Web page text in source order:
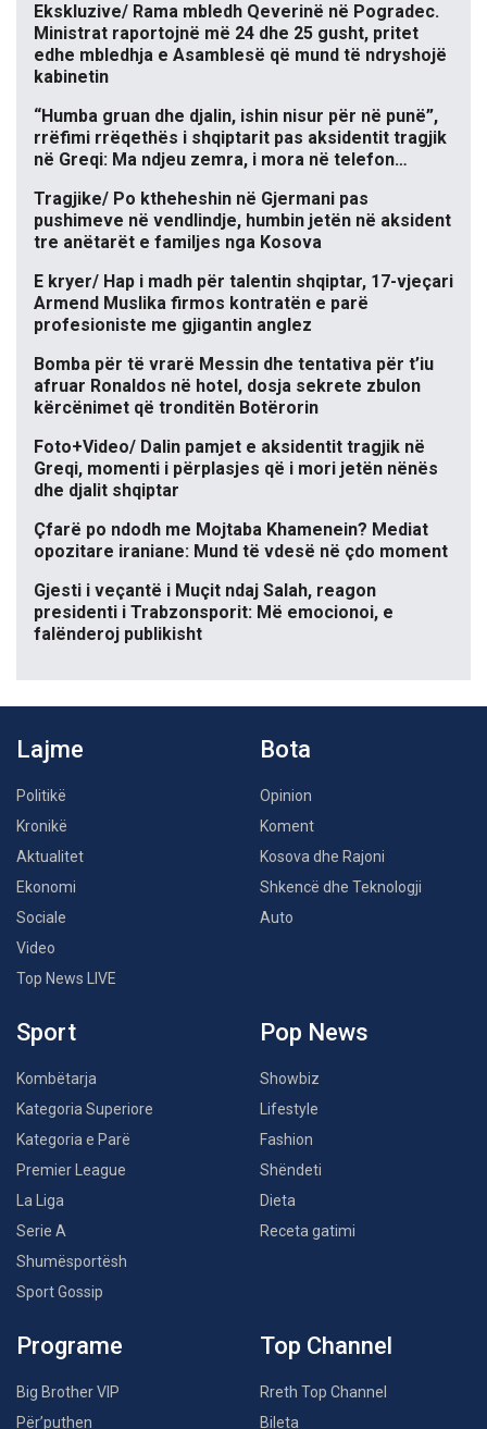
Ekskluzive/ Rama mbledh Qeverinë në Pogradec.
Ministrat raportojnë më 24 dhe 25 gusht, pritet
edhe mbledhja e Asamblesë që mund të ndryshojë
kabinetin
“Humba gruan dhe djalin, ishin nisur për në punë”,
rrëfimi rrëqethës i shqiptarit pas aksidentit tragjik
në Greqi: Ma ndjeu zemra, i mora në telefon…
Tragjike/ Po ktheheshin në Gjermani pas
pushimeve në vendlindje, humbin jetën në aksident
tre anëtarët e familjes nga Kosova
E kryer/ Hap i madh për talentin shqiptar, 17-vjeçari
Armend Muslika firmos kontratën e parë
profesioniste me gjigantin anglez
Bomba për të vrarë Messin dhe tentativa për t’iu
afruar Ronaldos në hotel, dosja sekrete zbulon
kërcënimet që tronditën Botërorin
Foto+Video/ Dalin pamjet e aksidentit tragjik në
Greqi, momenti i përplasjes që i mori jetën nënës
dhe djalit shqiptar
Çfarë po ndodh me Mojtaba Khamenein? Mediat
opozitare iraniane: Mund të vdesë në çdo moment
Gjesti i veçantë i Muçit ndaj Salah, reagon
presidenti i Trabzonsporit: Më emocionoi, e
falënderoj publikisht
Lajme
Politikë
Kronikë
Aktualitet
Ekonomi
Sociale
Video
Top News LIVE
Bota
Opinion
Koment
Kosova dhe Rajoni
Shkencë dhe Teknologji
Auto
Sport
Kombëtarja
Kategoria Superiore
Kategoria e Parë
Premier League
La Liga
Serie A
Shumësportësh
Sport Gossip
Pop News
Showbiz
Lifestyle
Fashion
Shëndeti
Dieta
Receta gatimi
Programe
Big Brother VIP
Për’puthen
Top Channel
Rreth Top Channel
Bileta